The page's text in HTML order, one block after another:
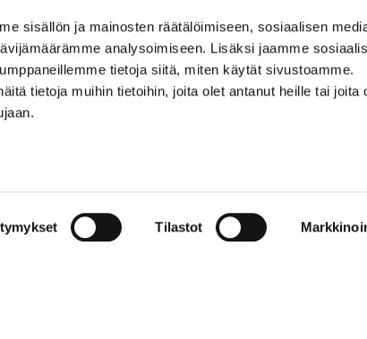
sisällön ja mainosten räätälöimiseen, sosiaalisen
analysoimiseen. Lisäksi jaamme
tietoja siitä, miten käytät sivustoamme.
tietoja muihin tietoihin, joita olet antanut heille tai joita
Tilastot
0500 369 074
kalevankello@kalevankello.fi
TUOMIOKIRKONKATU 17, TAMPERE